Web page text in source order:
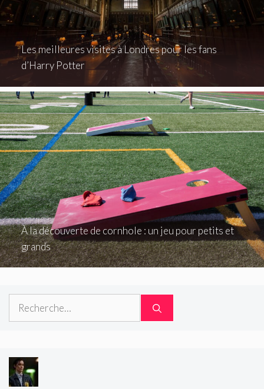
Les meilleures visites à Londres pour les fans
d’Harry Potter
À la découverte de cornhole : un jeu pour petits et
grands
Rechercher :